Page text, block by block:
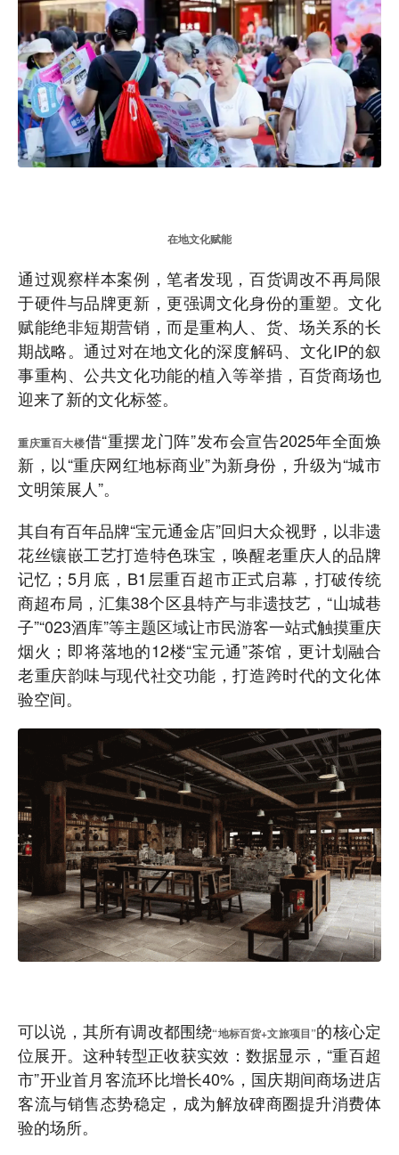
在地文化赋能
通过观察样本案例，笔者发现，百货调改不再局限
于硬件与品牌更新，更强调文化身份的重塑。文化
赋能绝非短期营销，而是重构人、货、场关系的长
期战略。通过对在地文化的深度解码、文化IP的叙
事重构、公共文化功能的植入等举措，百货商场也
迎来了新的文化标签。
重庆重百大楼借“重摆龙门阵”发布会宣告2025年全面焕
新，以“重庆网红地标商业”为新身份，升级为“城市
文明策展人”。
其自有百年品牌“宝元通金店”回归大众视野，以非遗
花丝镶嵌工艺打造特色珠宝，唤醒老重庆人的品牌
记忆；5月底，B1层重百超市正式启幕，打破传统
商超布局，汇集38个区县特产与非遗技艺，“山城巷
子”“023酒库”等主题区域让市民游客一站式触摸重庆
烟火；即将落地的12楼“宝元通”茶馆，更计划融合
老重庆韵味与现代社交功能，打造跨时代的文化体
验空间。
可以说，其所有调改都围绕“地标百货+文旅项目”的核心定
位展开。这种转型正收获实效：数据显示，“重百超
市”开业首月客流环比增长40%，国庆期间商场进店
客流与销售态势稳定，成为解放碑商圈提升消费体
验的场所。